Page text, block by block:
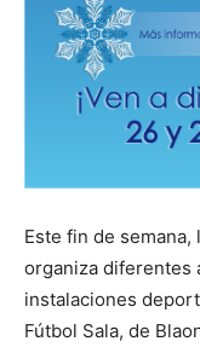
Este fin de
organiza diferentes
instalaciones
Fútbol Sala, de